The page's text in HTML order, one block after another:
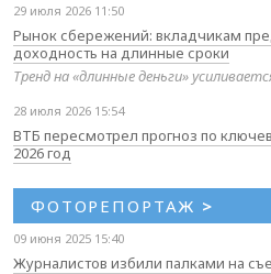
29 июля 2026 11:50
Рынок сбережений: вкладчикам
доходность на длинные сроки
Тренд на «длинные деньги»
28 июля 2026 15:54
ВТБ пересмотрел прогноз по
2026 год
ФОТОРЕПОРТАЖ >
09 июня 2025 15:40
Журналистов избили палками на